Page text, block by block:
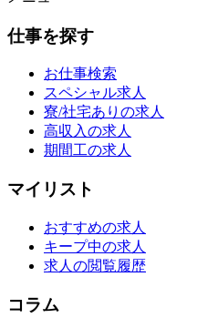
仕事を探す
お仕事検索
スペシャル求人
寮/社宅ありの求人
高収入の求人
期間工の求人
マイリスト
おすすめの求人
キープ中の求人
求人の閲覧履歴
コラム